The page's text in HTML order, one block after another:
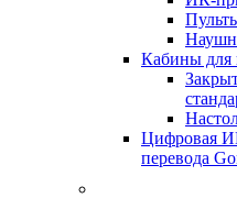
Кабины для
Цифровая
перевода